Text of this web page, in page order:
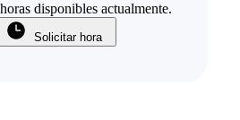
disponibles actualmente.
Solicitar hora